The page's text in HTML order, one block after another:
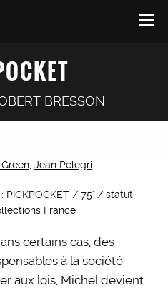
BRESSON
, Jean Pelegri
/ 75’ / statut :
France
certains cas, des
à la société
aux lois, Michel devient